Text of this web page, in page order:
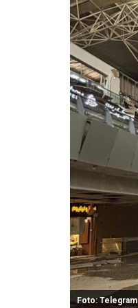
Foto: Telegram